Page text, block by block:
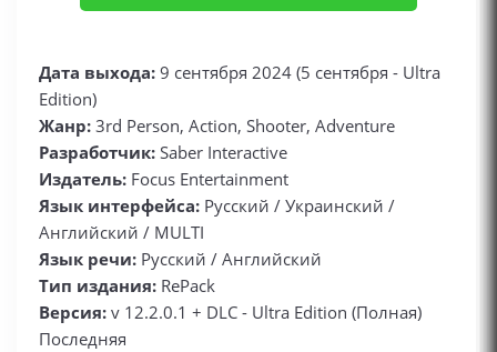
Дата выхода: 9 сентября 2024 (5 сентября - Ultra
Edition)
Жанр: 3rd Person, Action, Shooter, Adventure
Разработчик: Saber Interactive
Издатель: Focus Entertainment
Язык интерфейса: Русский / Украинский /
Английский / MULTI
Язык речи: Русский / Английский
Тип издания: RePack
Версия: v 12.2.0.1 + DLC - Ultra Edition (Полная)
Последняя